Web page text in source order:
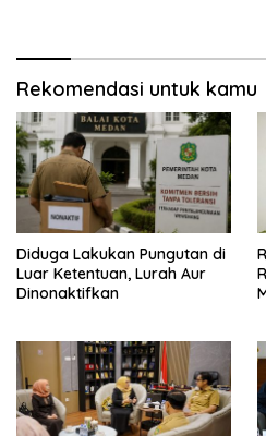
Rekomendasi untuk kamu
Diduga Lakukan Pungutan di
Luar Ketentuan, Lurah Aur
Dinonaktifkan